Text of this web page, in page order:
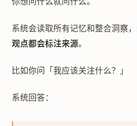
系统会读取所有记忆和整合洞察，
观点都会标注来源。
比如你问「我应该关注什么？」
系统回答：